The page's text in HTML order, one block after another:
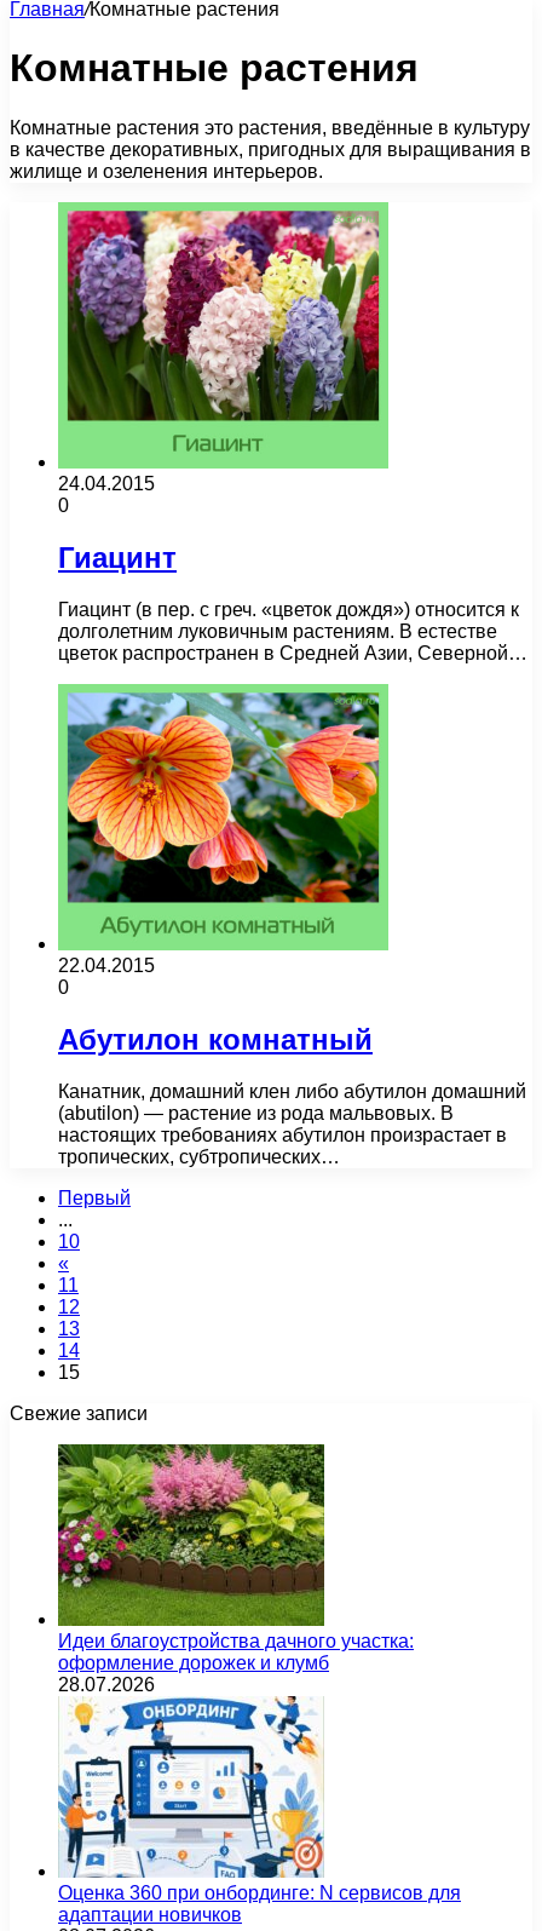
Главная/Комнатные растения
Комнатные растения
Комнатные растения это растения, введённые в культуру
в качестве декоративных, пригодных для выращивания в
жилище и озеленения интерьеров.
24.04.2015
0
Гиацинт
Гиацинт (в пер. с греч. «цветок дождя») относится к
долголетним луковичным растениям. В естестве
цветок распространен в Средней Азии, Северной…
22.04.2015
0
Абутилон комнатный
Канатник, домашний клен либо абутилон домашний
(abutilon) — растение из рода мальвовых. В
настоящих требованиях абутилон произрастает в
тропических, субтропических…
Первый
...
10
«
11
12
13
14
15
Свежие записи
Идеи благоустройства дачного участка:
оформление дорожек и клумб
28.07.2026
Оценка 360 при онбординге: N сервисов для
адаптации новичков